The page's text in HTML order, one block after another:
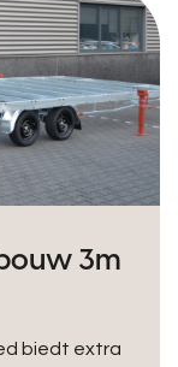
3m
biedt extra